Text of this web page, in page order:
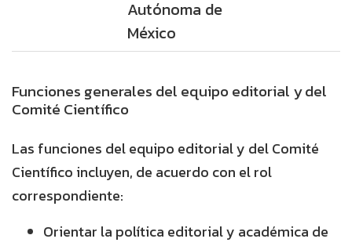
Autónoma de
México
Funciones generales del equipo editorial y del
Comité Científico
Las funciones del equipo editorial y del Comité
Científico incluyen, de acuerdo con el rol
correspondiente:
Orientar la política editorial y académica de